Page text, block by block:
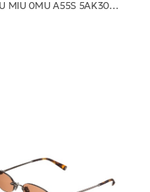
MIU MIU 0MU A55S 5AK30U 57 очки с/з